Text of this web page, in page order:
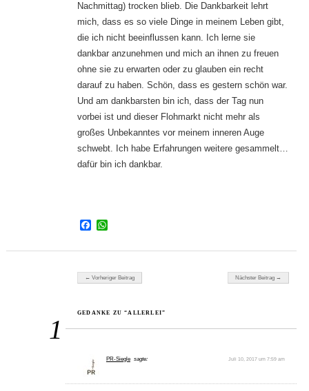
Nachmittag) trocken blieb. Die Dankbarkeit lehrt
mich, dass es so viele Dinge in meinem Leben gibt,
die ich nicht beeinflussen kann. Ich lerne sie
dankbar anzunehmen und mich an ihnen zu freuen
ohne sie zu erwarten oder zu glauben ein recht
darauf zu haben. Schön, dass es gestern schön war.
Und am dankbarsten bin ich, dass der Tag nun
vorbei ist und dieser Flohmarkt nicht mehr als
großes Unbekanntes vor meinem inneren Auge
schwebt. Ich habe Erfahrungen weitere gesammelt…
dafür bin ich dankbar.
Facebook
WhatsApp
Beitragsnavigation
← Vorheriger Beitrag Nächster Beitrag →
1
GEDANKE ZU “ALLERLEI”
PR-Siegle sagte: Juli 10, 2017 um 7:59 am